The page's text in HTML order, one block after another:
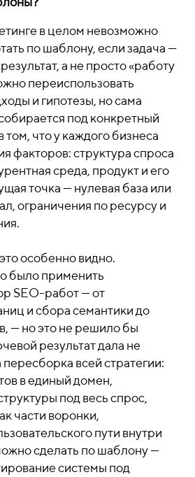
в целом невозможно
по шаблону, если задача —
а не просто «работу
переиспользовать
и гипотезы, но сама
под конкретный
что у каждого бизнеса
факторов: структура спроса
среда, продукт и его
точка — нулевая база или
ограничения по ресурсу и
особенно видно.
было применить
SEO-работ — от
и сбора семантики до
— но это не решило бы
результат дала не
всей стратегии:
в единый домен,
под весь спрос,
части воронки,
пути внутри
сделать по шаблону —
системы под